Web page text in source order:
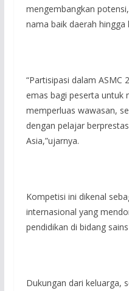
mengembangkan
nama baik daerah hingga
“Partisipasi dalam ASMC
emas bagi peserta untuk
memperluas wawasan,
dengan pelajar
Asia,”ujarnya.
Kompetisi ini dikenal
internasional yang
pendidikan di bidang
Dukungan dari keluarga,